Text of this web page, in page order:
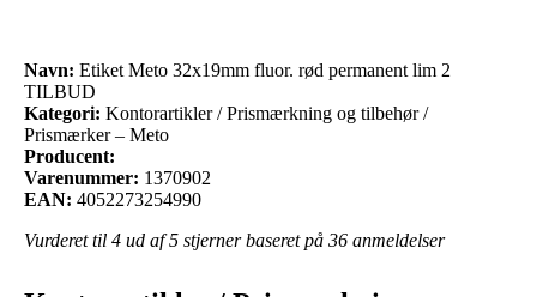
Navn: Etiket Meto 32x19mm fluor. rød permanent lim 2
TILBUD
Kategori: Kontorartikler / Prismærkning og tilbehør /
Prismærker – Meto
Producent:
Varenummer: 1370902
EAN: 4052273254990
Vurderet til 4 ud af 5 stjerner baseret på 36 anmeldelser